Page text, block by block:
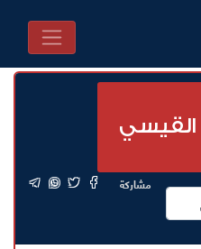
القيسي
مشاركة